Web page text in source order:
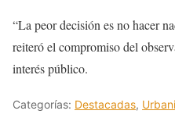
“La peor decisión es no hacer
reiteró el compromiso del
interés público.
Categorías: Destacadas,